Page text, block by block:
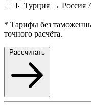
🇹🇷 Турция → Россия
* Тарифы без
точного расчёта.
Рассчитать